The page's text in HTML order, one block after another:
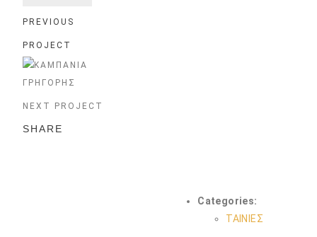
PREVIOUS
PROJECT
NEXT PROJECT
SHARE
Categories:
ΤΑΙΝΙΕΣ